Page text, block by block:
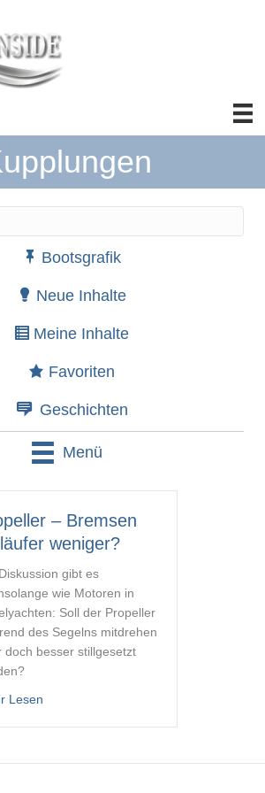
der automatischen
Bootsgrafik
Neue Inhalte
Meine Inhalte
Favoriten
Geschichten
Menü
– Bremsen
weniger?
gibt es
wie Motoren in
Soll der Propeller
des Segelns mitdrehen
doch besser stillgesetzt
Lesenabout Propeller – Bremsen Mitläufer